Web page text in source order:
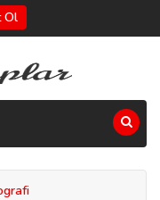
Ol